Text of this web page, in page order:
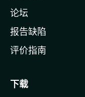
论坛
报告缺陷
评价指南
下载